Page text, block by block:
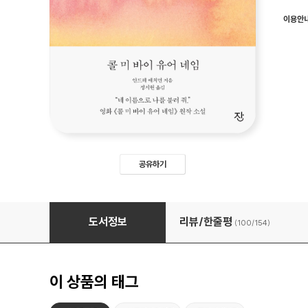
공유하기
이용안
콜 미 바이 유어 네임
도서정보 리뷰/한줄평 (100/154)
이 상품의 태그